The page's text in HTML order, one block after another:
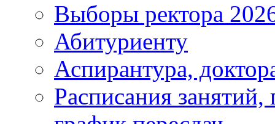
Выборы ректора
Абитуриенту
Аспирантура,
Расписания